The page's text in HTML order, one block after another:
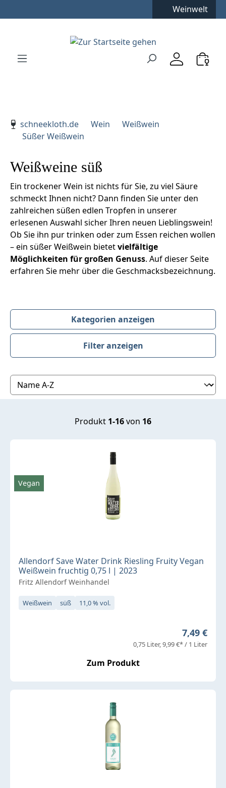
Zur Hauptnavigation springen
Weinwelt
schneekloth.de
Wein
Weißwein
Süßer Weißwein
Weißweine süß
Ein trockener Wein ist nichts für Sie, zu viel Säure
schmeckt Ihnen nicht? Dann finden Sie unter den
zahlreichen süßen edlen Tropfen in unserer
erlesenen Auswahl sicher Ihren neuen Lieblingswein!
Ob Sie ihn pur trinken oder zum Essen reichen wollen
– ein süßer Weißwein bietetvielfältige
Möglichkeiten für großen Genuss. Auf dieser Seite
erfahren Sie mehr über die Geschmacksbezeichnung.
Kategorien anzeigen
Filter anzeigen
Produktübersicht
Produkt 1-16von 16
Allendorf Save Water Drink Riesling Fruity Vegan
Weißwein fruchtig 0,75 l | 2023
Fritz Allendorf Weinhandel
Weißwein süß 11,0 % vol.
Regulärer
7,49 €
0,75 Liter 9,99 €* / 1 Liter
Zum Produkt
Vegan